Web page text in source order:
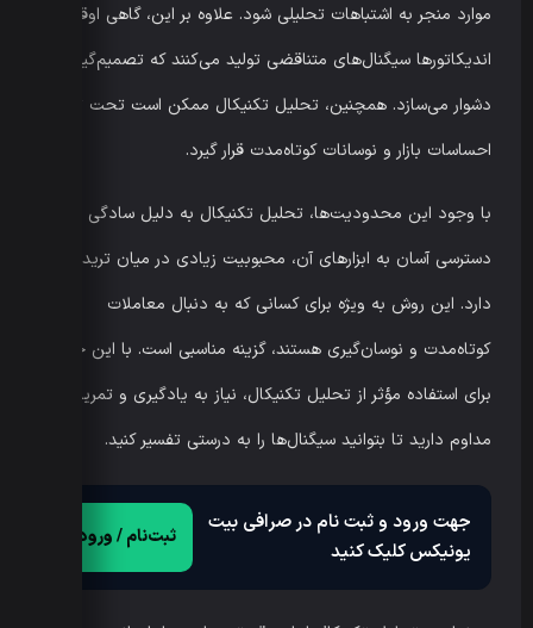
موارد منجر به اشتباهات تحلیلی شود. علاوه بر این، گاهی اوقات
اندیکاتورها سیگنال‌های متناقضی تولید می‌کنند که تصمیم‌گیری را
دشوار می‌سازد. همچنین، تحلیل تکنیکال ممکن است تحت تأثیر
احساسات بازار و نوسانات کوتاه‌مدت قرار گیرد.
با وجود این محدودیت‌ها، تحلیل تکنیکال به دلیل سادگی و
دسترسی آسان به ابزارهای آن، محبوبیت زیادی در میان تریدرها
دارد. این روش به ویژه برای کسانی که به دنبال معاملات
کوتاه‌مدت و نوسان‌گیری هستند، گزینه مناسبی است. با این حال،
برای استفاده مؤثر از تحلیل تکنیکال، نیاز به یادگیری و تمرین
مداوم دارید تا بتوانید سیگنال‌ها را به درستی تفسیر کنید.
جهت ورود و ثبت نام در صرافی بیت
یونیکس کلیک کنید
ثبت‌نام / ورود